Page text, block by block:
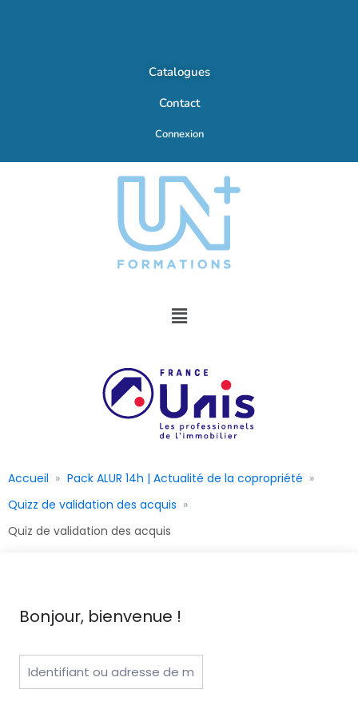
Catalogues
Contact
Connexion
Accueil
Pack ALUR 14h | Actualité de la copropriété
Quizz de validation des acquis
Quiz de validation des acquis
Bonjour, bienvenue !